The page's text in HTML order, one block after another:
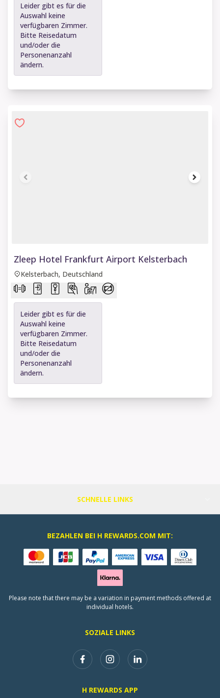
Leider gibt es für die
Auswahl keine
verfügbaren Zimmer.
Bitte Reisedatum
und/oder die
Personenanzahl
ändern.
Zleep Hotel Frankfurt Airport Kelsterbach
Kelsterbach, Deutschland
Leider gibt es für die
Auswahl keine
verfügbaren Zimmer.
Bitte Reisedatum
und/oder die
Personenanzahl
ändern.
SCHNELLE LINKS
SOZIALE LINKS
H REWARDS APP
BEZAHLEN BEI H REWARDS.COM MIT:
Please note that there may be a variation in payment methods offered at
individual hotels.